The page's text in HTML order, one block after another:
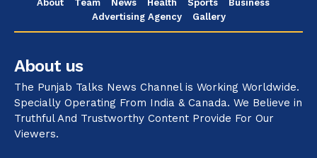
About Team News Health Sports
Business
Advertising Agency
Gallery
About us
The Punjab Talks News Channel is Working Worldwide.
Specially Operating From India & Canada. We Believe in
Truthful And Trustworthy Content Provide For Our
Viewers.